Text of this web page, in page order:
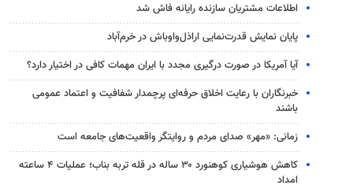
اطلاعات مشتریان سازنده رایانه فاش شد
پایان نمایش قدرت‌نمایی اراذل‌واوباش در خرم‌آباد
آیا آمریکا در صورت درگیری مجدد با ایران مهمات کافی در اختیار دارد؟
خبرنگاران با رعایت اخلاق حرفه‌ای پرچمدار شفافیت و اعتماد عمومی
باشند
زمانی: «مهر» صدای مردم و روایتگر واقعیت‌های جامعه است
کاهش هوشیاری کوهنورد ۳۰ ساله در قله تربه بناب؛ عملیات ۴ ساعته
امداد